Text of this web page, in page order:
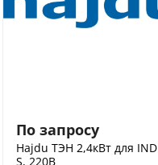
По запросу
Hajdu ТЭН 2,4кВт для IND
S, 220B